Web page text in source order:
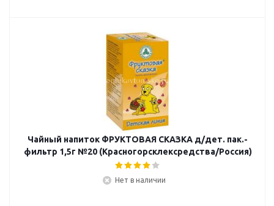
Чайный напиток ФРУКТОВАЯ СКАЗКА д/дет. пак.-
фильтр 1,5г №20 (Красногорсклексредства/Россия)
Нет в наличии